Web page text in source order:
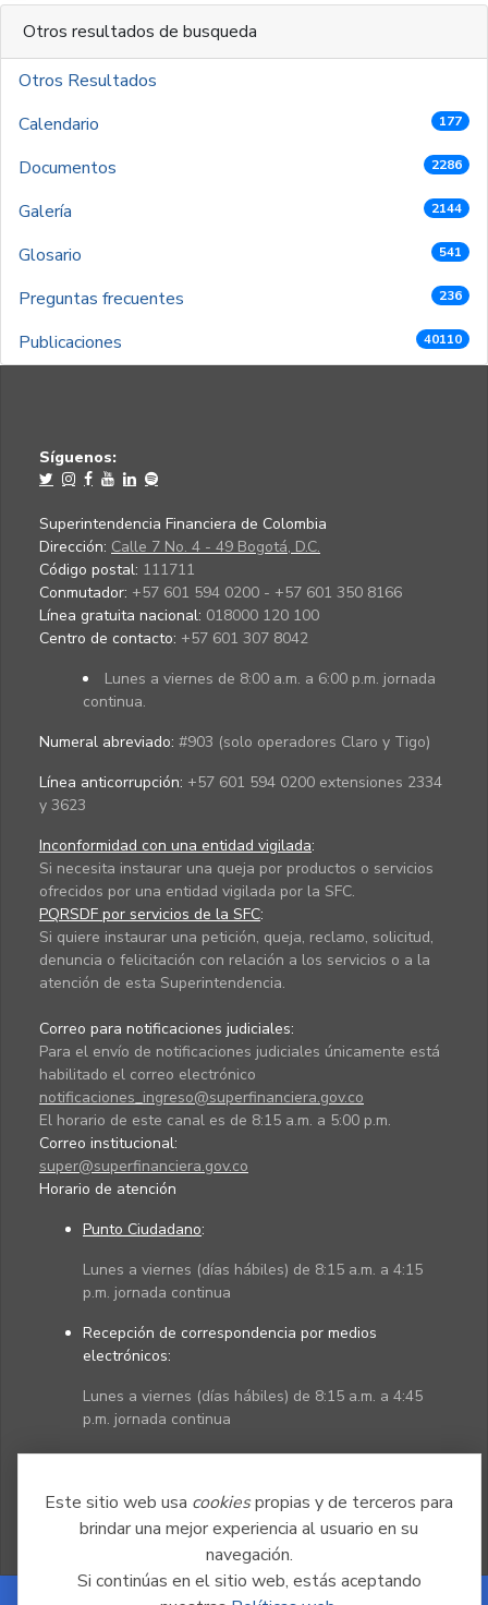
Este sitio web usa cookiespropias y de terceros para
brindar una mejor experiencia al usuario en su
navegación.
Si continúas en el sitio web, estás aceptando
Otros resultados de busqueda
Otros Resultados
Calendario
177
Documentos 2286
Galería 2144
Glosario 541
Preguntas frecuentes 236
Publicaciones 40110
Síguenos:
Superintendencia Financiera de Colombia
Dirección: Calle 7 No. 4 - 49 Bogotá, D.C.
Código postal: 111711
Conmutador: +57 601 594 0200 - +57 601 350 8166
Línea gratuita nacional: 018000 120 100
Centro de contacto: +57 601 307 8042
Lunes a viernes de 8:00 a.m. a 6:00 p.m. jornada
continua.
Numeral abreviado: #903 (solo operadores Claro y Tigo)
Línea anticorrupción: +57 601 594 0200 extensiones 2334
y 3623
Inconformidad con una entidad vigilada:
Si necesita instaurar una queja por productos o servicios
ofrecidos por una entidad vigilada por la SFC.
PQRSDF por servicios de la SFC:
Si quiere instaurar una petición, queja, reclamo, solicitud,
denuncia o felicitación con relación a los servicios o a la
atención de esta Superintendencia.
Correo para notificaciones judiciales:
Para el envío de notificaciones judiciales únicamente está
habilitado el correo electrónico
notificaciones_ingreso@superfinanciera.gov.co
El horario de este canal es de 8:15 a.m. a 5:00 p.m.
Correo institucional:
super@superfinanciera.gov.co
Horario de atención
Punto Ciudadano:
Lunes a viernes (días hábiles) de 8:15 a.m. a 4:15
p.m. jornada continua
Recepción de correspondencia por medios
electrónicos:
Lunes a viernes (días hábiles) de 8:15 a.m. a 4:45
p.m. jornada continua